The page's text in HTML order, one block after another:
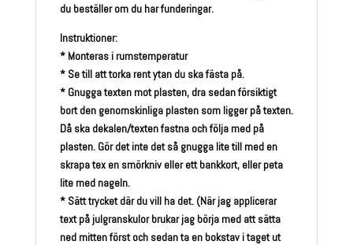
du beställer om du har funderingar.
Instruktioner:
* Monteras i rumstemperatur
* Se till att torka rent ytan du ska fästa på.
* Gnugga texten mot plasten, dra sedan försiktigt
bort den genomskinliga plasten som ligger på texten.
Då ska dekalen/texten fastna och följa med på
plasten. Gör det inte det så gnugga lite till med en
skrapa tex en smörkniv eller ett bankkort, eller peta
lite med nageln.
* Sätt trycket där du vill ha det. (När jag applicerar
text på julgranskulor brukar jag börja med att sätta
ned mitten först och sedan ta en bokstav i taget ut